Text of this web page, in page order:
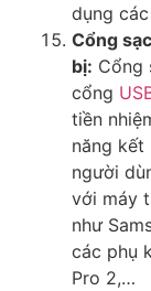
dụng
Cổng
bị: Cổng
cổng
tiền
năng kết
người
với máy
như
các phụ
Pro 2,…